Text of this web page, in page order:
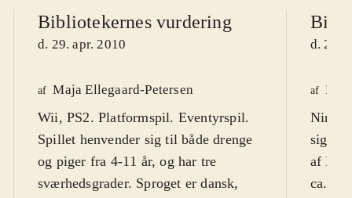
Bibliotekernes vurdering
d. 29. apr. 2010
af Maja Ellegaard-Petersen
Wii, PS2. Platformspil. Eventyrspil.
Spillet henvender sig til både drenge
og piger fra 4-11 år, og har tre
sværhedsgrader. Sproget er dansk,
d. 20.
af
sigter
af
ca. 4-5 år. Nordiske